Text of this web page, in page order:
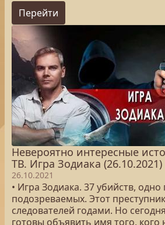
Перейти
Невероятно интересные
ТВ. Игра Зодиака (26.10.2021)
26.10.2021
• Игра Зодиака. 37 убийств,
подозреваемых. Этот
следователей годами. Но
готовы объявить имя того,